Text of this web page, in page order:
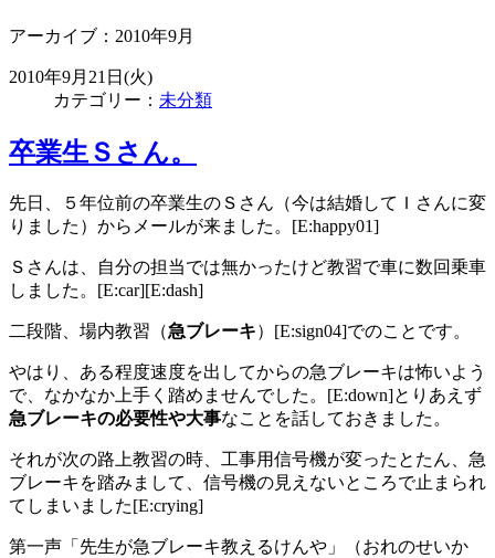
アーカイブ：2010年9月
2010年9月21日(火)
カテゴリー： 未分類
卒業生Ｓさん。
先日、５年位前の卒業生のＳさん（今は結婚してＩさんに変
りました）からメールが来ました。[E:happy01]
Ｓさんは、自分の担当では無かったけど教習で車に数回乗車
しました。[E:car][E:dash]
二段階、場内教習（急ブレーキ）[E:sign04]でのことです。
やはり、ある程度速度を出してからの急ブレーキは怖いよう
で、なかなか上手く踏めませんでした。[E:down]とりあえず
急ブレーキの必要性や大事なことを話しておきました。
それが次の路上教習の時、工事用信号機が変ったとたん、急
ブレーキを踏みまして、信号機の見えないところで止まられ
てしまいました[E:crying]
第一声「先生が急ブレーキ教えるけんや」（おれのせいか